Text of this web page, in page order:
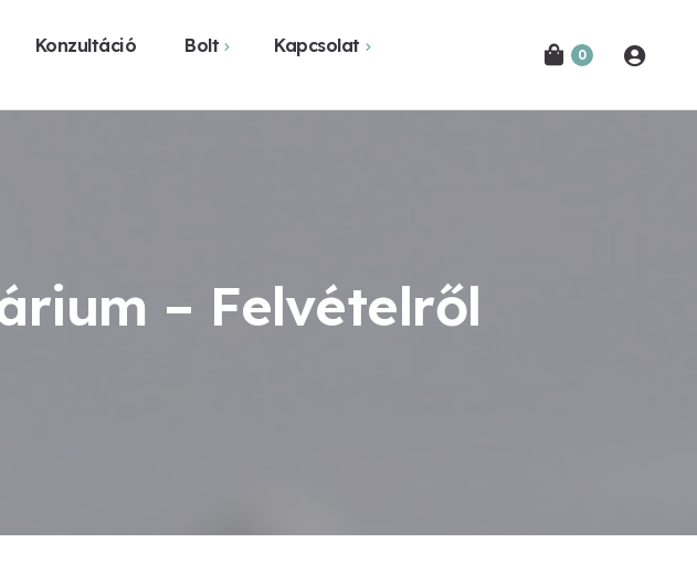
Konzultáció Bolt
Webshop
Kapcsolat 0
– Felvételről